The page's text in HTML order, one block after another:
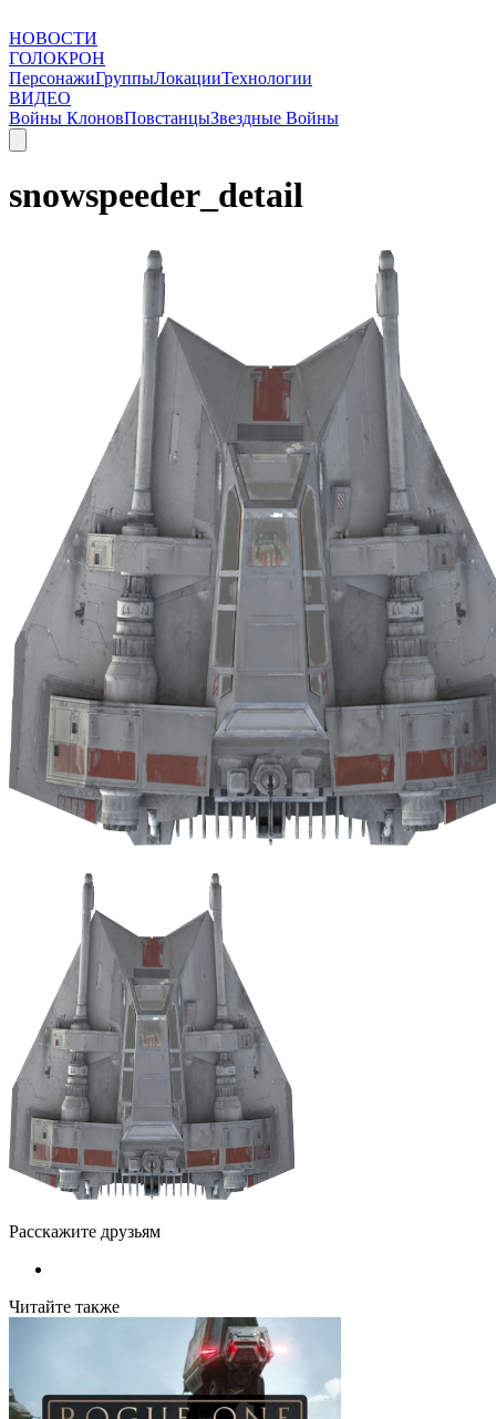
НОВОСТИ
ГОЛОКРОН
ПерсонажиГруппыЛокацииТехнологии
ВИДЕО
Войны КлоновПовстанцыЗвездные Войны
snowspeeder_detail
Расскажите друзьям
Читайте также